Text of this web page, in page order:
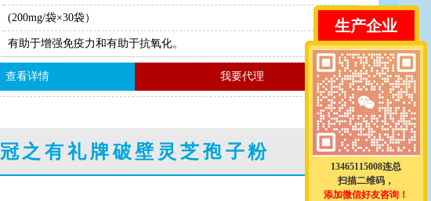
(200mg/袋×30袋）
有助于增强免疫力和有助于抗氧化。
查看详情 我要代理
冠之有礼牌破壁灵芝孢子粉
生产企业
13465115008连总
扫描二维码，
添加微信好友咨询！